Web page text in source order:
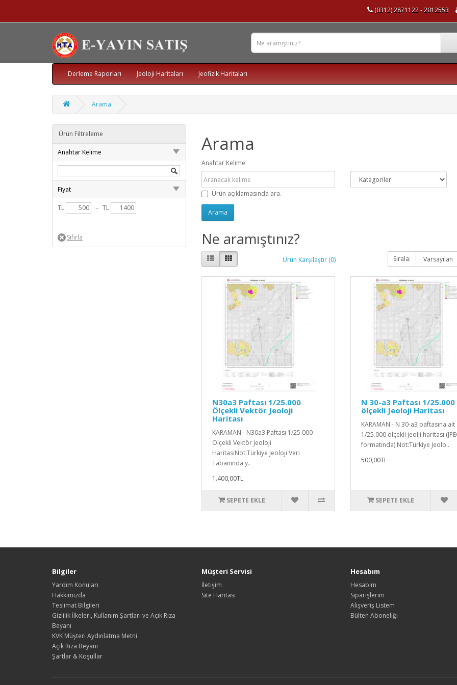
(0312) 2871122 - 2012553
Derleme Raporları Jeoloji Haritaları Jeofizik Haritaları
Arama
Ürün Filtreleme
Anahtar Kelime
Fiyat
TL – TL
Arama
Anahtar Kelime
Ürün açıklamasında ara.
Ne aramıştınız?
Ürün Karşılaştır (0) Sırala:
N30a3 Paftası 1/25.000
Ölçekli Vektör Jeoloji
Haritası
KARAMAN - N30a3 Paftası 1/25.000
Ölçekli Vektör Jeoloji
HaritasıNot:Türkiye Jeoloji Veri
Tabanında y..
1.400,00TL
SEPETE EKLE
N 30-a3 Paftası 1/25.000
ölçekli Jeoloji Haritası
KARAMAN - N 30-a3 paftasına ait
1/25.000 ölçekli jeolji haritası
formatında).Not:Türkiye Jeolo..
500,00TL
SEPETE EKLE
Bilgiler
Yardım Konuları
Hakkımızda
Teslimat Bilgileri
Gizlilik İlkeleri, Kullanım Şartları ve Açık Rıza
Beyanı
KVK Müşteri Aydınlatma Metni
Açık Rıza Beyanı
Şartlar & Koşullar
Müşteri Servisi
İletişim
Site Haritası
Hesabım
Hesabım
Siparişlerim
Alışveriş Listem
Bülten Aboneliği